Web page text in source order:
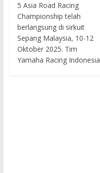
5 Asia Road Racing
Championship telah
berlangsung di sirkuit
Sepang Malaysia, 10-12
Oktober 2025. Tim
Yamaha Racing Indonesia